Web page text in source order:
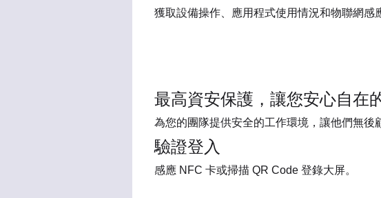
獲取設備操作、應用程式使用情況和物聯網感
最高資安保護，讓您安心自在
為您的團隊提供安全的工作環境，讓他們無後
驗證登入
感應 NFC 卡或掃描 QR Code 登錄大屏。